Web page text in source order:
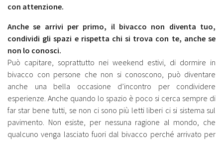
con attenzione.
Anche se arrivi per primo, il bivacco non diventa tuo,
condividi gli spazi e rispetta chi si trova con te, anche se
non lo conosci.
Può capitare, soprattutto nei weekend estivi, di dormire in
bivacco con persone che non si conoscono, può diventare
anche una bella occasione d’incontro per condividere
esperienze. Anche quando lo spazio è poco si cerca sempre di
far star bene tutti, se non ci sono più letti liberi ci si sistema sul
pavimento. Non esiste, per nessuna ragione al mondo, che
qualcuno venga lasciato fuori dal bivacco perché arrivato per